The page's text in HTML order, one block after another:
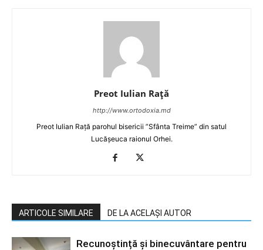
Preot Iulian Raţă
http://www.ortodoxia.md
Preot Iulian Rață parohul bisericii ”Sfânta Treime” din satul
Lucășeuca raionul Orhei.
ARTICOLE SIMILARE DE LA ACELAȘI AUTOR
Recunoștință și binecuvântare pentru